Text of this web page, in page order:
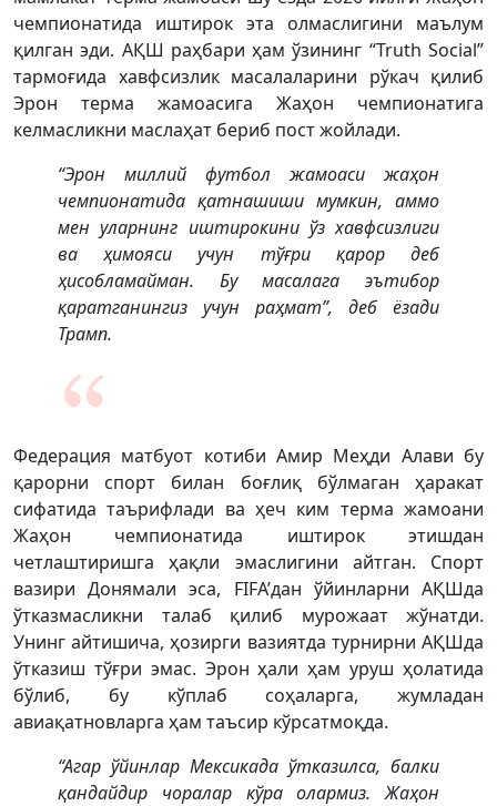
чемпионатида иштирок эта олмаслигини маълум
қилган эди. АҚШ раҳбари ҳам ўзининг “Truth Social”
тармоғида хавфсизлик масалаларини рўкач қилиб
Эрон терма жамоасига Жаҳон чемпионатига
келмасликни маслаҳат бериб пост жойлади.
“Эрон миллий футбол жамоаси жаҳон
чемпионатида қатнашиши мумкин, аммо
мен уларнинг иштирокини ўз хавфсизлиги
ва ҳимояси учун тўғри қарор деб
ҳисобламайман. Бу масалага эътибор
қаратганингиз учун раҳмат”, деб ёзади
Трамп.
Федерация матбуот котиби Амир Меҳди Алави бу
қарорни спорт билан боғлиқ бўлмаган ҳаракат
сифатида таърифлади ва ҳеч ким терма жамоани
Жаҳон чемпионатида иштирок этишдан
четлаштиришга ҳақли эмаслигини айтган. Спорт
вазири Донямали эса, FIFA’дан ўйинларни АҚШда
ўтказмасликни талаб қилиб мурожаат жўнатди.
Унинг айтишича, ҳозирги вазиятда турнирни АҚШда
ўтказиш тўғри эмас. Эрон ҳали ҳам уруш ҳолатида
бўлиб, бу кўплаб соҳаларга, жумладан
авиақатновларга ҳам таъсир кўрсатмоқда.
“Агар ўйинлар Мексикада ўтказилса, балки
қандайдир чоралар кўра олармиз. Жаҳон